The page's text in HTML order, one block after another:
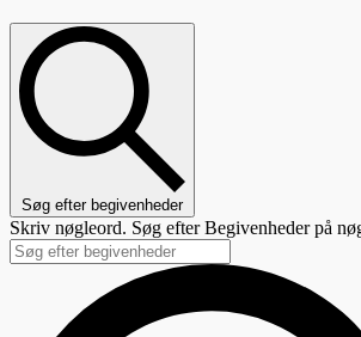
Søg efter begivenheder
Skriv nøgleord. Søg efter Begivenheder på